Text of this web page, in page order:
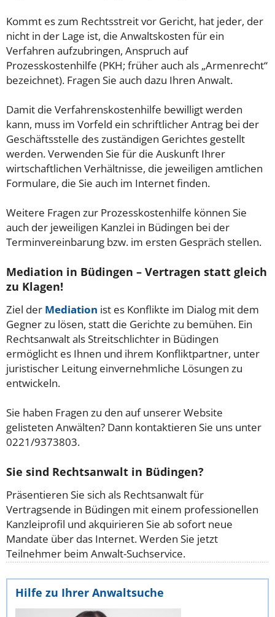
Kommt es zum Rechtsstreit vor Gericht, hat jeder, der
nicht in der Lage ist, die Anwaltskosten für ein
Verfahren aufzubringen, Anspruch auf
Prozesskostenhilfe (PKH; früher auch als „Armenrecht“
bezeichnet). Fragen Sie auch dazu Ihren Anwalt.
Damit die Verfahrenskostenhilfe bewilligt werden
kann, muss im Vorfeld ein schriftlicher Antrag bei der
Geschäftsstelle des zuständigen Gerichtes gestellt
werden. Verwenden Sie für die Auskunft Ihrer
wirtschaftlichen Verhältnisse, die jeweiligen amtlichen
Formulare, die Sie auch im Internet finden.
Weitere Fragen zur Prozesskostenhilfe können Sie
auch der jeweiligen Kanzlei in Büdingen bei der
Terminvereinbarung bzw. im ersten Gespräch stellen.
Mediation in Büdingen – Vertragen statt gleich
zu Klagen!
Ziel der Mediation ist es Konflikte im Dialog mit dem
Gegner zu lösen, statt die Gerichte zu bemühen. Ein
Rechtsanwalt als Streitschlichter in Büdingen
ermöglicht es Ihnen und ihrem Konfliktpartner, unter
juristischer Leitung einvernehmliche Lösungen zu
entwickeln.
Sie haben Fragen zu den auf unserer Website
gelisteten Anwälten? Dann kontaktieren Sie uns unter
0221/9373803.
Sie sind Rechtsanwalt in Büdingen?
Präsentieren Sie sich als Rechtsanwalt für
Vertragsende in Büdingen mit einem professionellen
Kanzleiprofil und akquirieren Sie ab sofort neue
Mandate über das Internet. Werden Sie jetzt
Teilnehmer beim Anwalt-Suchservice.
Hilfe zu Ihrer Anwaltsuche